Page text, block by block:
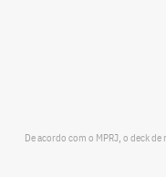
De acordo com o MPRJ, o deck